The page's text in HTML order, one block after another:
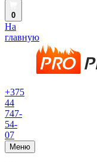
0
На
главную
+375
44
747-
54-
07
Меню